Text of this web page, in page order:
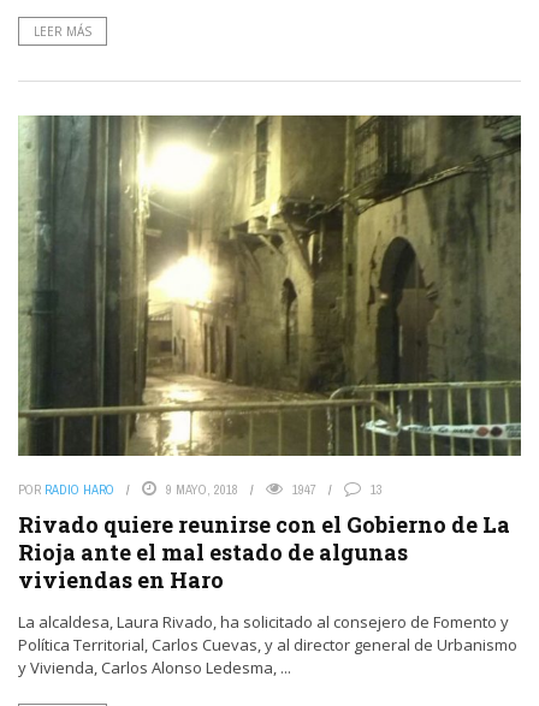
LEER MÁS
POR RADIO HARO 9 MAYO, 2018 1947 13
Rivado quiere reunirse con el Gobierno de La
Rioja ante el mal estado de algunas
viviendas en Haro
La alcaldesa, Laura Rivado, ha solicitado al consejero de Fomento y
Política Territorial, Carlos Cuevas, y al director general de Urbanismo
y Vivienda, Carlos Alonso Ledesma, ...